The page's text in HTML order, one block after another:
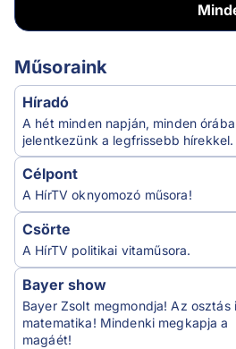
Műsoraink
Híradó
A hét minden napján, minden
jelentkezünk a legfrissebb hírekkel.
Célpont
A HírTV oknyomozó műsora!
Csörte
A HírTV politikai vitaműsora.
Bayer show
Bayer Zsolt megmondja! Az osztás
matematika! Mindenki megkapja a
magáét!